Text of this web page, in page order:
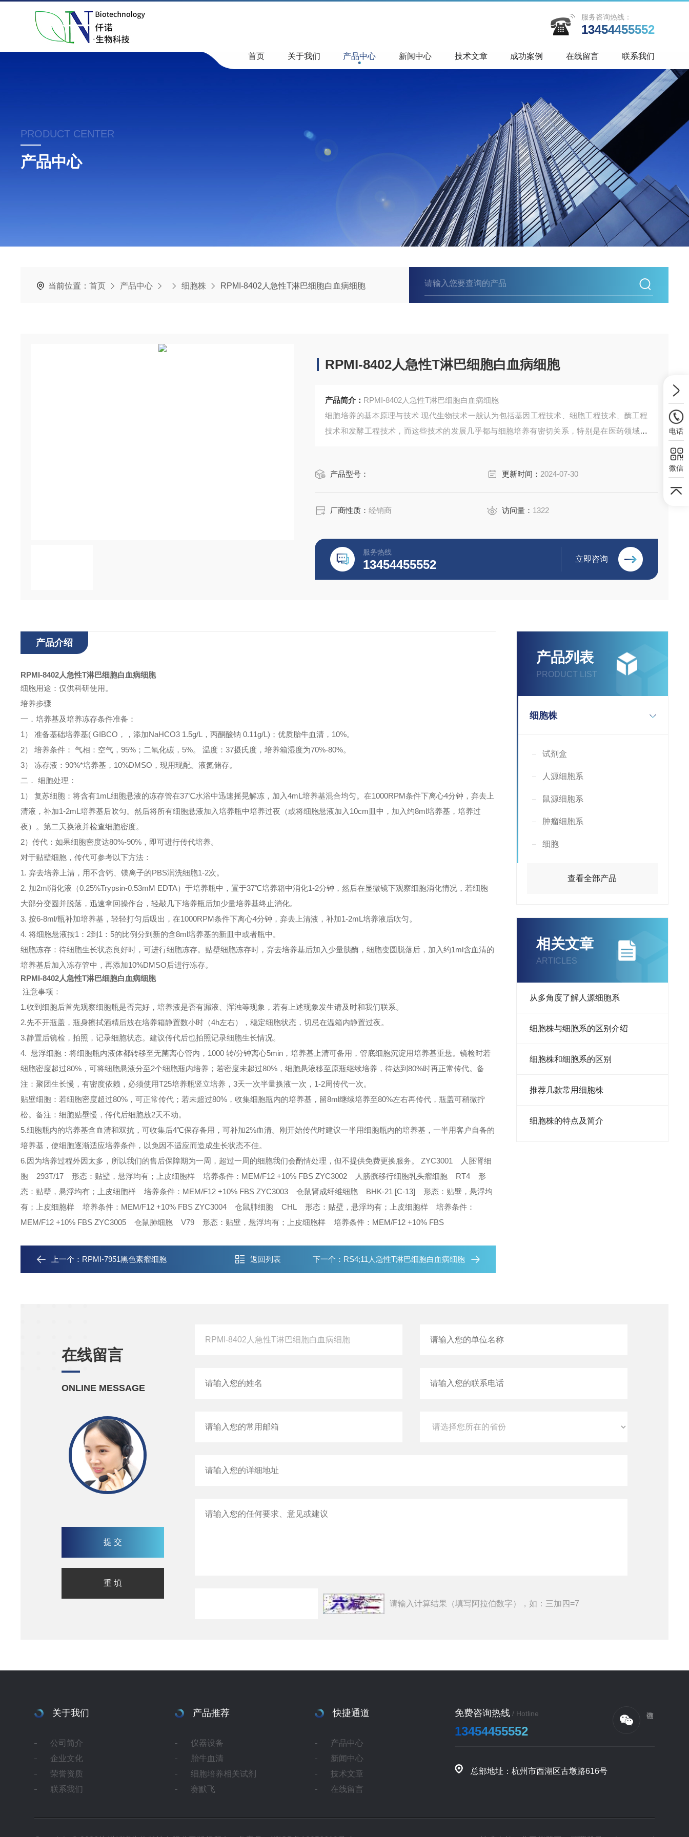
服务咨询热线：
13454455552
首页 关于我们 产品中心 新闻中心 技术文章 成功案例 在线留言 联系我们
PRODUCT CENTER
产品中心
当前位置： 首页 产品中心 细胞株 RPMI-8402人急性T淋巴细胞白血病细胞
RPMI-8402人急性T淋巴细胞白血病细胞
产品简介： RPMI-8402人急性T淋巴细胞白血病细胞
细胞培养的基本原理与技术 现代生物技术一般认为包括基因工程技术、细胞工程技术、酶工程
技术和发酵工程技术，而这些技术的发展几乎都与细胞培养有密切关系，特别是在医药领域的
产品型号： 更新时间： 2024-07-30
厂商性质：经销商 访问量： 1322
服务热线
13454455552 立即咨询
产品列表
PRODUCT LIST
细胞株
试剂盒
人源细胞系
鼠源细胞系
肿瘤细胞系
细胞
查看全部产品
相关文章
ARTICLES
从多角度了解人源细胞系
细胞株与细胞系的区别介绍
细胞株和细胞系的区别
推荐几款常用细胞株
细胞株的特点及简介
产品介绍
RPMI-8402人急性T淋巴细胞白血病细胞
细胞用途：仅供科研使用。
培养步骤
一．培养基及培养冻存条件准备：
1） 准备基础培养基( GIBCO，，添加NaHCO3 1.5g/L，丙酮酸钠 0.11g/L)；优质胎牛血清，10%。
2） 培养条件： 气相：空气，95%；二氧化碳，5%。 温度：37摄氏度，培养箱湿度为70%-80%。
3） 冻存液：90%*培养基，10%DMSO，现用现配。液氮储存。
二． 细胞处理：
1） 复苏细胞：将含有1mL细胞悬液的冻存管在37℃水浴中迅速摇晃解冻，加入4mL培养基混合均匀。在1000RPM条件下离心4分钟，弃去上
清液，补加1-2mL培养基后吹匀。然后将所有细胞悬液加入培养瓶中培养过夜（或将细胞悬液加入10cm皿中，加入约8ml培养基，培养过
夜）。第二天换液并检查细胞密度。
2）传代：如果细胞密度达80%-90%，即可进行传代培养。
对于贴壁细胞，传代可参考以下方法：
1. 弃去培养上清，用不含钙、镁离子的PBS润洗细胞1-2次。
2. 加2ml消化液（0.25%Trypsin-0.53mM EDTA）于培养瓶中，置于37℃培养箱中消化1-2分钟，然后在显微镜下观察细胞消化情况，若细胞
大部分变圆并脱落，迅速拿回操作台，轻敲几下培养瓶后加少量培养基终止消化。
3. 按6-8ml/瓶补加培养基，轻轻打匀后吸出，在1000RPM条件下离心4分钟，弃去上清液，补加1-2mL培养液后吹匀。
4. 将细胞悬液按1：2到1：5的比例分到新的含8ml培养基的新皿中或者瓶中。
细胞冻存：待细胞生长状态良好时，可进行细胞冻存。贴壁细胞冻存时，弃去培养基后加入少量胰酶，细胞变圆脱落后，加入约1ml含血清的
培养基后加入冻存管中，再添加10%DMSO后进行冻存。
RPMI-8402人急性T淋巴细胞白血病细胞
注意事项：
1.收到细胞后首先观察细胞瓶是否完好，培养液是否有漏液、浑浊等现象，若有上述现象发生请及时和我们联系。
2.先不开瓶盖，瓶身擦拭酒精后放在培养箱静置数小时（4h左右），稳定细胞状态，切忌在温箱内静置过夜。
3.静置后镜检，拍照，记录细胞状态。建议传代后也拍照记录细胞生长情况。
4. 悬浮细胞：将细胞瓶内液体都转移至无菌离心管内，1000 转/分钟离心5min，培养基上清可备用，管底细胞沉淀用培养基重悬。镜检时若
细胞密度超过80%，可将细胞悬液分至2个细胞瓶内培养；若密度未超过80%，细胞悬液移至原瓶继续培养，待达到80%时再正常传代。备
注：聚团生长慢，有密度依赖，必须使用T25培养瓶竖立培养，3天一次半量换液一次，1-2周传代一次。
贴壁细胞：若细胞密度超过80%，可正常传代；若未超过80%，收集细胞瓶内的培养基，留8ml继续培养至80%左右再传代，瓶盖可稍微拧
松。备注：细胞贴壁慢，传代后细胞放2天不动。
5.细胞瓶内的培养基含血清和双抗，可收集后4℃保存备用，可补加2%血清。刚开始传代时建议一半用细胞瓶内的培养基，一半用客户自备的
培养基，使细胞逐渐适应培养条件，以免因不适应而造成生长状态不佳。
6.因为培养过程外因太多，所以我们的售后保障期为一周，超过一周的细胞我们会酌情处理，但不提供免费更换服务。 ZYC3001 人胚肾细
胞 293T/17 形态：贴壁，悬浮均有；上皮细胞样 培养条件：MEM/F12 +10% FBS ZYC3002 人膀胱移行细胞乳头瘤细胞 RT4 形
态：贴壁，悬浮均有；上皮细胞样 培养条件：MEM/F12 +10% FBS ZYC3003 仓鼠肾成纤维细胞 BHK-21 [C-13] 形态：贴壁，悬浮均
有；上皮细胞样 培养条件：MEM/F12 +10% FBS ZYC3004 仓鼠肺细胞 CHL 形态：贴壁，悬浮均有；上皮细胞样 培养条件：
MEM/F12 +10% FBS ZYC3005 仓鼠肺细胞 V79 形态：贴壁，悬浮均有；上皮细胞样 培养条件：MEM/F12 +10% FBS
上一个： RPMI-7951黑色素瘤细胞 返回列表 下一个： RS4;11人急性T淋巴细胞白血病细胞
在线留言
ONLINE MESSAGE
请输入计算结果（填写阿拉伯数字），如：三加四=7
免费咨询热线 / Hotline
13454455552
总部地址：杭州市西湖区古墩路616号
关于我们
公司简介
企业文化
荣誉资质
联系我们
产品推荐
仪器设备
胎牛血清
细胞培养相关试剂
赛默飞
快捷通道
产品中心
新闻中心
技术文章
在线留言
电话
微信